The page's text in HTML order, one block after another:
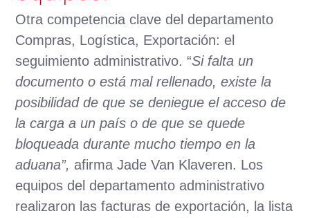
Otra competencia clave del departamento
Compras, Logística, Exportación: el
seguimiento administrativo. “Si falta un
documento o está mal rellenado, existe la
posibilidad de que se deniegue el acceso de
la carga a un país o de que se quede
bloqueada durante mucho tiempo en la
aduana”, afirma Jade Van Klaveren. Los
equipos del departamento administrativo
realizaron las facturas de exportación, la lista